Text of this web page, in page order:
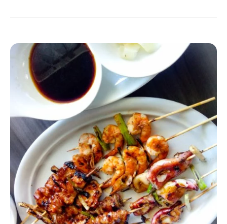
DOWIEDZ SIĘ WIĘCEJ